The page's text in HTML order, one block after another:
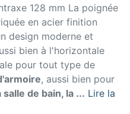
128 mm La poignée
en acier finition
design moderne et
bien à l'horizontale
pour tout type de
, aussi bien pour
de bain, la ... Lire la